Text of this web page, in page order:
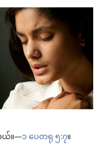
ယ်။—၁ ပေတရု ၅:၇။